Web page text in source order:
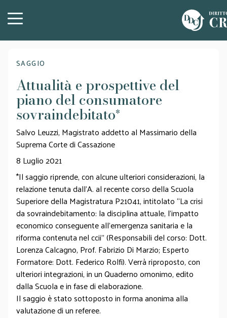
SAGGIO
Attualità e prospettive del
piano del consumatore
sovraindebitato*
Salvo Leuzzi, Magistrato addetto al Massimario della
Suprema Corte di Cassazione
8 Luglio 2021
*Il saggio riprende, con alcune ulteriori considerazioni, la
relazione tenuta dall’A. al recente corso della Scuola
Superiore della Magistratura P21041, intitolato “La crisi
da sovraindebitamento: la disciplina attuale, l’impatto
economico conseguente all’emergenza sanitaria e la
riforma contenuta nel ccii” (Responsabili del corso: Dott.
Lorenza Calcagno, Prof. Fabrizio Di Marzio; Esperto
Formatore: Dott. Federico Rolfi). Verrà riproposto, con
ulteriori integrazioni, in un Quaderno omonimo, edito
dalla Scuola e in fase di elaborazione.
Il saggio è stato sottoposto in forma anonima alla
valutazione di un referee.